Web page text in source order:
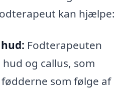
kan hjælpe:
Fodterapeuten
og callus, som
som følge af